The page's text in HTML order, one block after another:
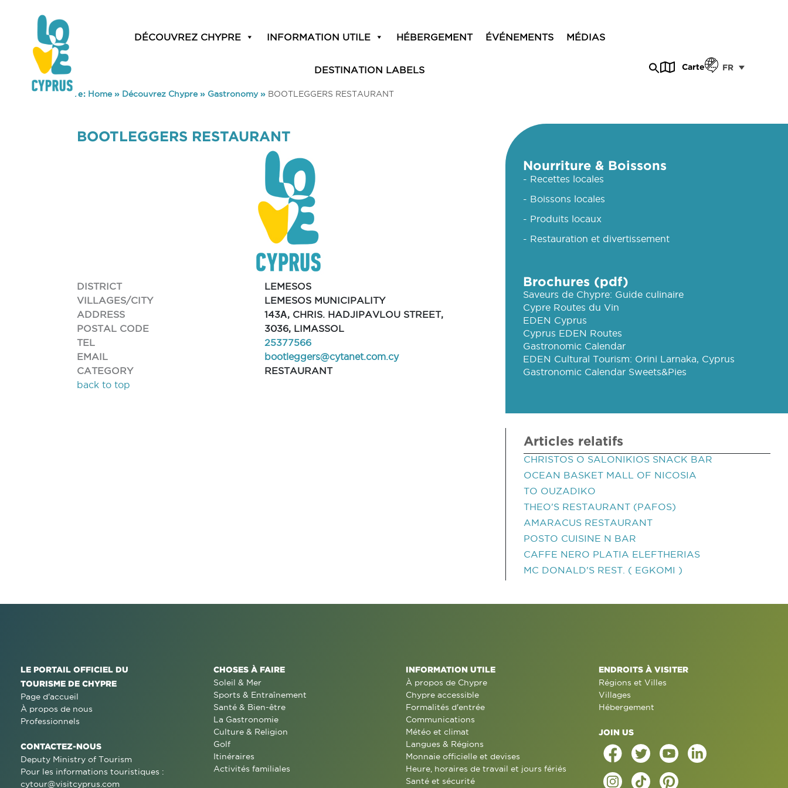
DÉCOUVREZ CHYPRE INFORMATION UTILE HÉBERGEMENT ÉVÉNEMENTS MÉDIAS
DESTINATION LABELS Carte FR
You are here: Home» Découvrez Chypre» Gastronomy» BOOTLEGGERS RESTAURANT
BOOTLEGGERS RESTAURANT
DISTRICT
LEMESOS
VILLAGES/CITY
LEMESOS MUNICIPALITY
ADDRESS
143Α, CHRIS. HADJIPAVLOU STREET,
POSTAL CODE
3036, LIMASSOL
TEL
25377566
EMAIL
bootleggers@cytanet.com.cy
CATEGORY
RESTAURANT
back to top
Nourriture & Boissons
- Recettes locales
- Boissons locales
- Produits locaux
- Restauration et divertissement
Brochures (pdf)
Saveurs de Chypre: Guide culinaire
Cypre Routes du Vin
EDEN Cyprus
Cyprus EDEN Routes
Gastronomic Calendar
EDEN Cultural Tourism: Orini Larnaka, Cyprus
Gastronomic Calendar Sweets&Pies
Articles relatifs
CHRISTOS O SALONIKIOS SNACK BAR
OCEAN BASKET MALL OF NICOSIA
TO OUZADIKO
THEO'S RESTAURANT (PAFOS)
AMARACUS RESTAURANT
POSTO CUISINE N BAR
CAFFE NERO PLATIA ELEFTHERIAS
MC DONALD'S REST. ( EGKOMI )
LE PORTAIL OFFICIEL DU
TOURISME DE CHYPRE
Page d'accueil
À propos de nous
Professionnels
CONTACTEZ-NOUS
Deputy Ministry of Tourism
Pour les informations touristiques :
cytour@visitcyprus.com
CHOSES À FAIRE
Soleil & Mer
Sports & Entraînement
Santé & Bien-être
La Gastronomie
Culture & Religion
Golf
Itinéraires
Activités familiales
INFORMATION UTILE
À propos de Chypre
Chypre accessible
Formalités d'entrée
Communications
Météo et climat
Langues & Régions
Monnaie officielle et devises
Heure, horaires de travail et jours fériés
Santé et sécurité
ENDROITS À VISITER
Régions et Villes
Villages
Hébergement
JOIN US